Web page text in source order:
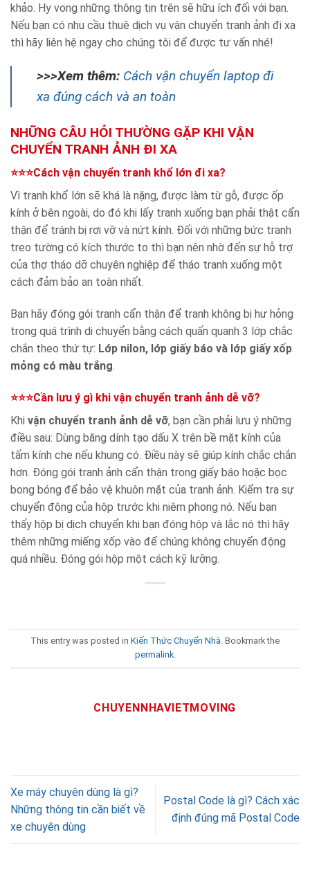
khảo. Hy vong những thông tin trên sẽ hữu ích đối với bạn.
Nếu bạn có nhu cầu thuê dịch vụ vận chuyển tranh ảnh đi xa
thì hãy liên hệ ngay cho chúng tôi để được tư vấn nhé!
>>>Xem thêm: Cách vận chuyển laptop đi
xa đúng cách và an toàn
NHỮNG CÂU HỎI THƯỜNG GẶP KHI VẬN
CHUYỂN TRANH ẢNH ĐI XA
⭐⭐⭐Cách vận chuyển tranh khổ lớn đi xa?
Vì tranh khổ lớn sẽ khá là nặng, được làm từ gỗ, được ốp
kính ở bên ngoài, do đó khi lấy tranh xuống bạn phải thật cẩn
thận để tránh bị rơi vỡ và nứt kính. Đối với những bức tranh
treo tường có kích thước to thì bạn nên nhờ đến sự hỗ trợ
của thợ tháo dỡ chuyên nghiệp để tháo tranh xuống một
cách đảm bảo an toàn nhất.
Bạn hãy đóng gói tranh cẩn thận để tranh không bị hư hỏng
trong quá trình di chuyển bằng cách quấn quanh 3 lớp chắc
chắn theo thứ tự: Lớp nilon, lớp giấy báo và lớp giấy xốp
mỏng có màu trắng.
⭐⭐⭐Cần lưu ý gì khi vận chuyển tranh ảnh dễ vỡ?
Khi vận chuyển tranh ảnh dễ vỡ, bạn cần phải lưu ý những
điều sau: Dùng băng dính tạo dấu X trên bề mặt kính của
tấm kính che nếu khung có. Điều này sẽ giúp kính chắc chắn
hơn. Đóng gói tranh ảnh cẩn thận trong giấy báo hoặc bọc
bong bóng để bảo vệ khuôn mặt của tranh ảnh. Kiểm tra sự
chuyển động của hộp trước khi niêm phong nó. Nếu bạn
thấy hộp bị dịch chuyển khi bạn đóng hộp và lắc nó thì hãy
thêm những miếng xốp vào để chúng không chuyển động
quá nhiều. Đóng gói hộp một cách kỹ lưỡng.
This entry was posted in Kiến Thức Chuyển Nhà. Bookmark the
permalink.
CHUYENNHAVIETMOVING
Xe máy chuyên dùng là gì?
Những thông tin cần biết về
xe chuyên dùng
Postal Code là gì? Cách xác
định đúng mã Postal Code